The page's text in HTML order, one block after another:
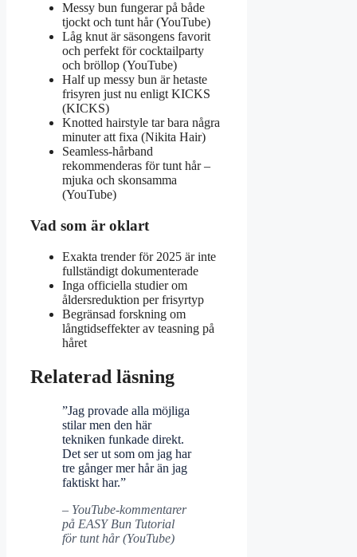
Messy bun fungerar på både
tjockt och tunt hår (YouTube)
Låg knut är säsongens favorit
och perfekt för cocktailparty
och bröllop (YouTube)
Half up messy bun är hetaste
frisyren just nu enligt KICKS
(KICKS)
Knotted hairstyle tar bara några
minuter att fixa (Nikita Hair)
Seamless-hårband
rekommenderas för tunt hår –
mjuka och skonsamma
(YouTube)
Vad som är oklart
Exakta trender för 2025 är inte
fullständigt dokumenterade
Inga officiella studier om
åldersreduktion per frisyrtyp
Begränsad forskning om
långtidseffekter av teasning på
håret
Relaterad läsning
”Jag provade alla möjliga
stilar men den här
tekniken funkade direkt.
Det ser ut som om jag har
tre gånger mer hår än jag
faktiskt har.”
– YouTube-kommentarer
på EASY Bun Tutorial
för tunt hår (YouTube)